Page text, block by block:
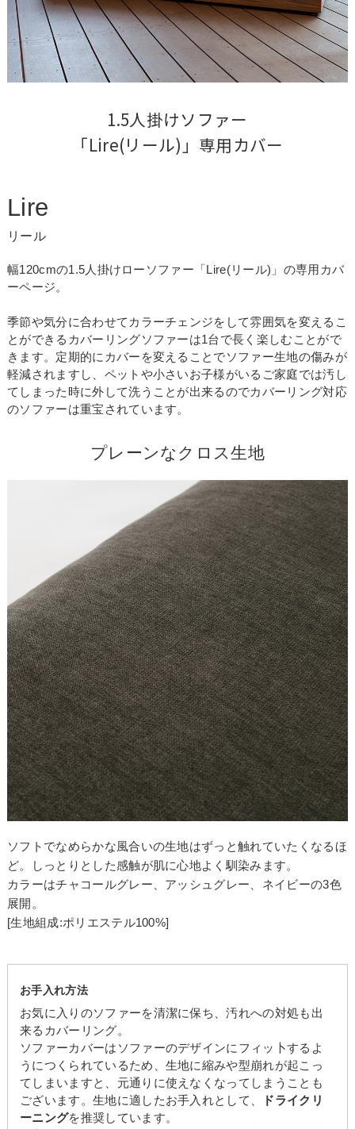
1.5人掛けソファー
「Lire(リール)」専用カバー
Lire
リール
幅120cmの1.5人掛けローソファー「Lire(リール)」の専用カバ
ーページ。
季節や気分に合わせてカラーチェンジをして雰囲気を変えるこ
とができるカバーリングソファーは1台で長く楽しむことがで
きます。定期的にカバーを変えることでソファー生地の傷みが
軽減されますし、ペットや小さいお子様がいるご家庭では汚し
てしまった時に外して洗うことが出来るのでカバーリング対応
のソファーは重宝されています。
プレーンなクロス生地
ソフトでなめらかな風合いの生地はずっと触れていたくなるほ
ど。しっとりとした感触が肌に心地よく馴染みます。
カラーはチャコールグレー、アッシュグレー、ネイビーの3色
展開。
[生地組成:ポリエステル100%]
お手入れ方法
お気に入りのソファーを清潔に保ち、汚れへの対処も出
来るカバーリング。
ソファーカバーはソファーのデザインにフィッ卜するよ
うにつくられているため、生地に縮みや型崩れが起こっ
てしまいますと、元通りに使えなくなってしまうことも
ございます。生地に適したお手入れとして、
ドライクリ
ーニングを推奨しています。